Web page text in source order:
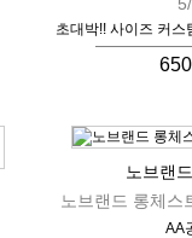
초대박!! 사이즈 커스
노브랜
노브랜드 롱체스
AA